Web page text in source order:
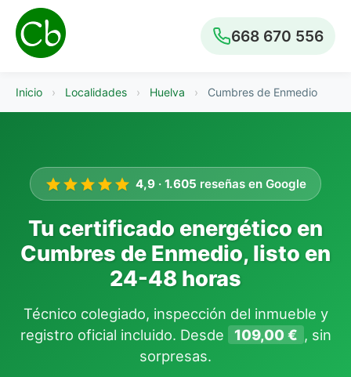
668 670 556
Inicio › Localidades › Huelva › Cumbres de Enmedio
4,9 · 1.605 reseñas en Google
Tu certificado energético en
Cumbres de Enmedio, listo en
24-48 horas
Técnico colegiado, inspección del inmueble y
registro oficial incluido. Desde
109,00 € , sin
sorpresas.